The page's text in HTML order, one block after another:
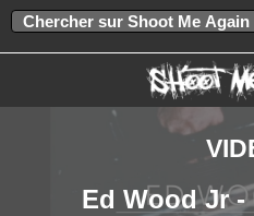
Ed Wood Jr -